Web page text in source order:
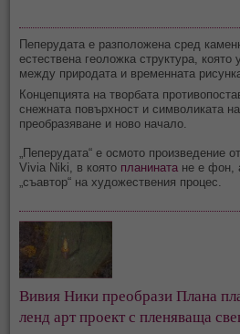
Пеперудата е разположена сред
естествена геоложка структура, която
между природата и временната
Концепцията на творбата
снежната повърхност и символиката
преобразяване и ново начало.
„Пеперудата“ е осмото произведение
Vivia Niki, в която планината не е фон,
„съавтор“ на художествения процес.
Вивия Ники преобрази Плана
ленд арт проект с пленяваща